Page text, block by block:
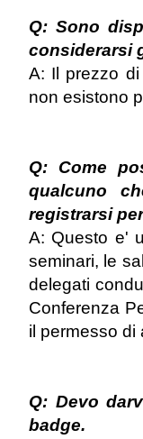
Q: Sono
considerarsi
A: Il prezzo
non esistono
Q: Come
qualcuno
registrarsi
A: Questo e'
seminari, le
delegati
Conferenza
il permesso di
Q: Devo
badge.